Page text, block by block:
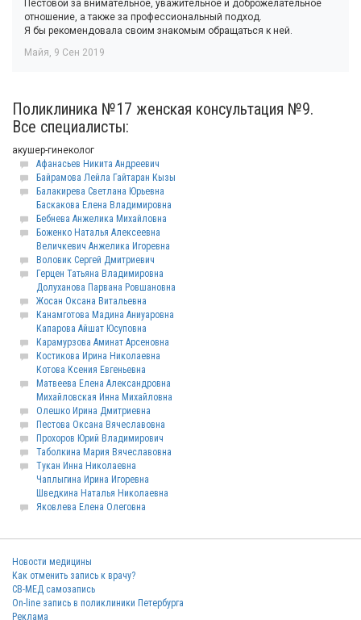
Пестовой за внимательное, уважительное и доброжелательное
отношение, а также за профессиональный подход.
Я бы рекомендовала своим знакомым обращаться к ней.
Майя, 9 Сен 2019
Поликлиника №17 женская консультация №9.
Все специалисты:
акушер-гинеколог
Афанасьев Никита Андреевич
Байрамова Лейла Гайтаран Кызы
Балакирева Светлана Юрьевна
Баскакова Елена Владимировна
Бебнева Анжелика Михайловна
Боженко Наталья Алексеевна
Величкевич Анжелика Игоревна
Воловик Сергей Дмитриевич
Герцен Татьяна Владимировна
Долуханова Парвана Ровшановна
Жосан Оксана Витальевна
Канамготова Мадина Аниуаровна
Капарова Айшат Юсуповна
Карамурзова Аминат Арсеновна
Костикова Ирина Николаевна
Котова Ксения Евгеньевна
Матвеева Елена Александровна
Михайловская Инна Михайловна
Олешко Ирина Дмитриевна
Пестова Оксана Вячеславовна
Прохоров Юрий Владимирович
Таболкина Мария Вячеславовна
Тукан Инна Николаевна
Чаплыгина Ирина Игоревна
Шведкина Наталья Николаевна
Яковлева Елена Олеговна
Новости медицины
Как отменить запись к врачу?
СВ-МЕД самозапись
On-line запись в поликлиники Петербурга
Реклама